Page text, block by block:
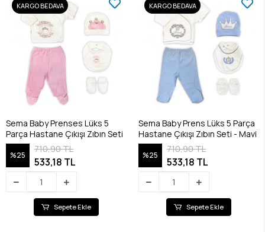
KARGO BEDAVA
Sema Baby Prenses Lüks 5
Parça Hastane Çıkışı Zıbın Seti
%25
710,90 TL
533,18 TL
Sepete Ekle
KARGO BEDAVA
Sema Baby Prens Lüks 5 Parça
Hastane Çıkışı Zıbın Seti - Mavi
%25
710,90 TL
533,18 TL
Sepete Ekle